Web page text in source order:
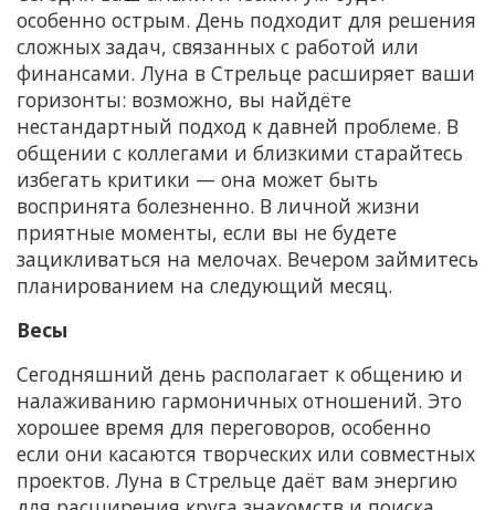
особенно острым. День подходит для решения
сложных задач, связанных с работой или
финансами. Луна в Стрельце расширяет ваши
горизонты: возможно, вы найдёте
нестандартный подход к давней проблеме. В
общении с коллегами и близкими старайтесь
избегать критики — она может быть
воспринята болезненно. В личной жизни
приятные моменты, если вы не будете
зацикливаться на мелочах. Вечером займитесь
планированием на следующий месяц.
Весы
Сегодняшний день располагает к общению и
налаживанию гармоничных отношений. Это
хорошее время для переговоров, особенно
если они касаются творческих или совместных
проектов. Луна в Стрельце даёт вам энергию